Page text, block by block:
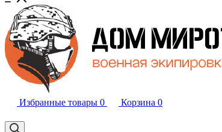
Избранные товары 0 Корзина 0